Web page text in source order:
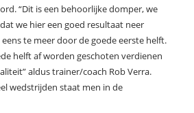
“Dit is een behoorlijke domper, we
we hier een goed resultaat neer
te meer door de goede eerste helft.
helft af worden geschoten verdienen
aldus trainer/coach Rob Verra.
wedstrijden staat men in de